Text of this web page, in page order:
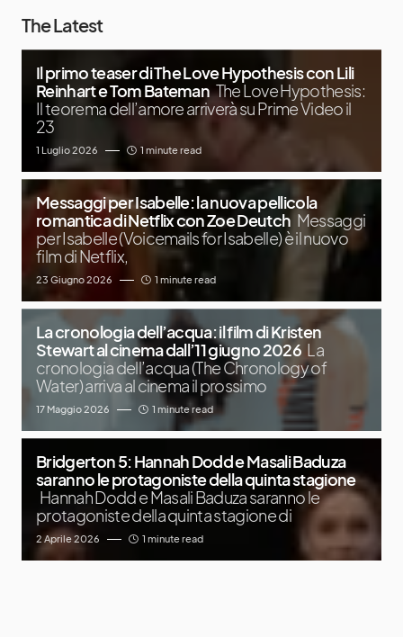
The Latest
Il primo teaser di The Love Hypothesis con Lili
Reinhart e Tom Bateman The Love Hypothesis:
Il teorema dell’amore arriverà su Prime Video il
23
1 Luglio 2026 1 minute read
Messaggi per Isabelle: la nuova pellicola
romantica di Netflix con Zoe Deutch Messaggi
per Isabelle (Voicemails for Isabelle) è il nuovo
film di Netflix,
23 Giugno 2026 1 minute read
La cronologia dell’acqua: il film di Kristen
Stewart al cinema dall’11 giugno 2026 La
cronologia dell’acqua (The Chronology of
Water) arriva al cinema il prossimo
17 Maggio 2026 1 minute read
Bridgerton 5: Hannah Dodd e Masali Baduza
saranno le protagoniste della quinta stagione
Hannah Dodd e Masali Baduza saranno le
protagoniste della quinta stagione di
2 Aprile 2026 1 minute read